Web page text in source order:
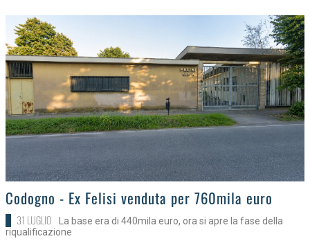
>
Codogno - Ex Felisi venduta per 760mila euro
31 LUGLIO
La base era di 440mila euro, ora si apre la fase della
riqualificazione